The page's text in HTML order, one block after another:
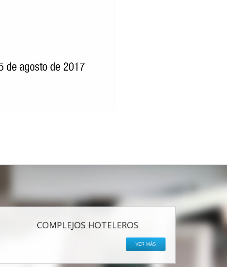
COMPLEJOS HOTELEROS
VER MÁS